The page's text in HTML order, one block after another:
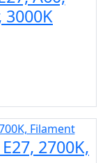
3000K
2700K,